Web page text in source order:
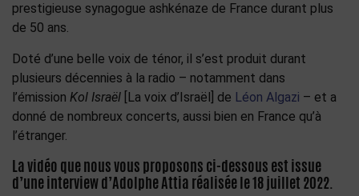
prestigieuse synagogue ashkénaze de France durant plus
de 50 ans.
Doté d’une belle voix de ténor, il s’est produit durant
plusieurs décennies à la radio – notamment dans
l’émission Kol Israël [La voix d’Israël] de Léon Algazi – et a
donné de nombreux concerts, aussi bien en France qu’à
l’étranger.
La vidéo que nous vous proposons ci-dessous est issue
d’une interview d’Adolphe Attia réalisée le 18 juillet 2022.